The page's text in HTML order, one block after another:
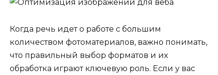
Когда речь идет о работе с большим
количеством фотоматериалов, важно понимать,
что правильный выбор форматов и их
обработка играют ключевую роль. Если у вас